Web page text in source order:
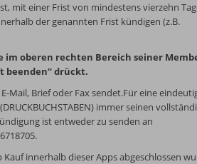
mit einer Frist von mindestens vierzehn
der genannten Frist kündigen (z.B.
im oberen rechten Bereich seiner
beenden“ drückt.
Mail, Brief oder Fax sendet.Für eine
immer seinen
ist entweder zu senden an
innerhalb dieser Apps abgeschlossen